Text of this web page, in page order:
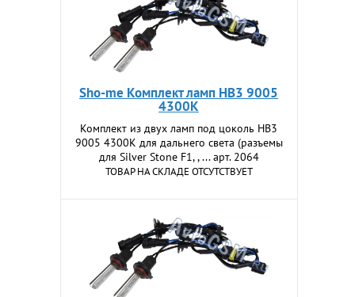
Sho-me Комплект ламп HB3 9005
4300K
Комплект из двух ламп под цоколь HB3
9005 4300K для дальнего света (разъемы
для Silver Stone F1, , ... арт. 2064
ТОВАР НА СКЛАДЕ ОТСУТСТВУЕТ